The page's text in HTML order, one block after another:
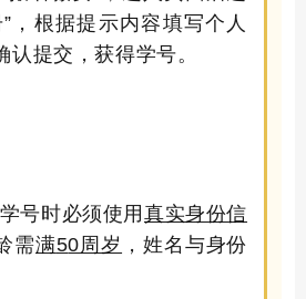
，根据提示内容填写个人
认提交 ，获得学号。
号时必须使用 真实身份信
需满50周岁 ，姓名与身份